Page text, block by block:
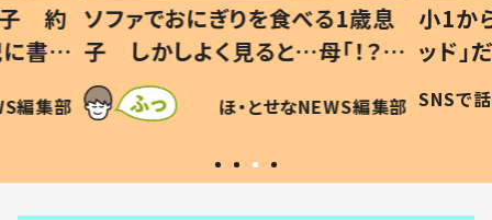
歳息
？」
編集部
小1から不登校、息子は「ギフテ
ッド」だった 父が“ウチ給食”を
作り続ける理由とは #令和の親
#令和の子
SNSで話題 ほ・とせなNEWS編集部
ひ孫
が、抱
「涙
い」